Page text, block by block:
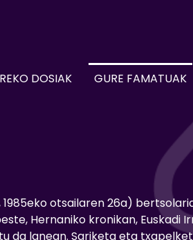
DOSIAK GURE FAMATUAK
otsailaren 26a)
Hernaniko kronikan, Euskadi
da lanean. Sariketa eta